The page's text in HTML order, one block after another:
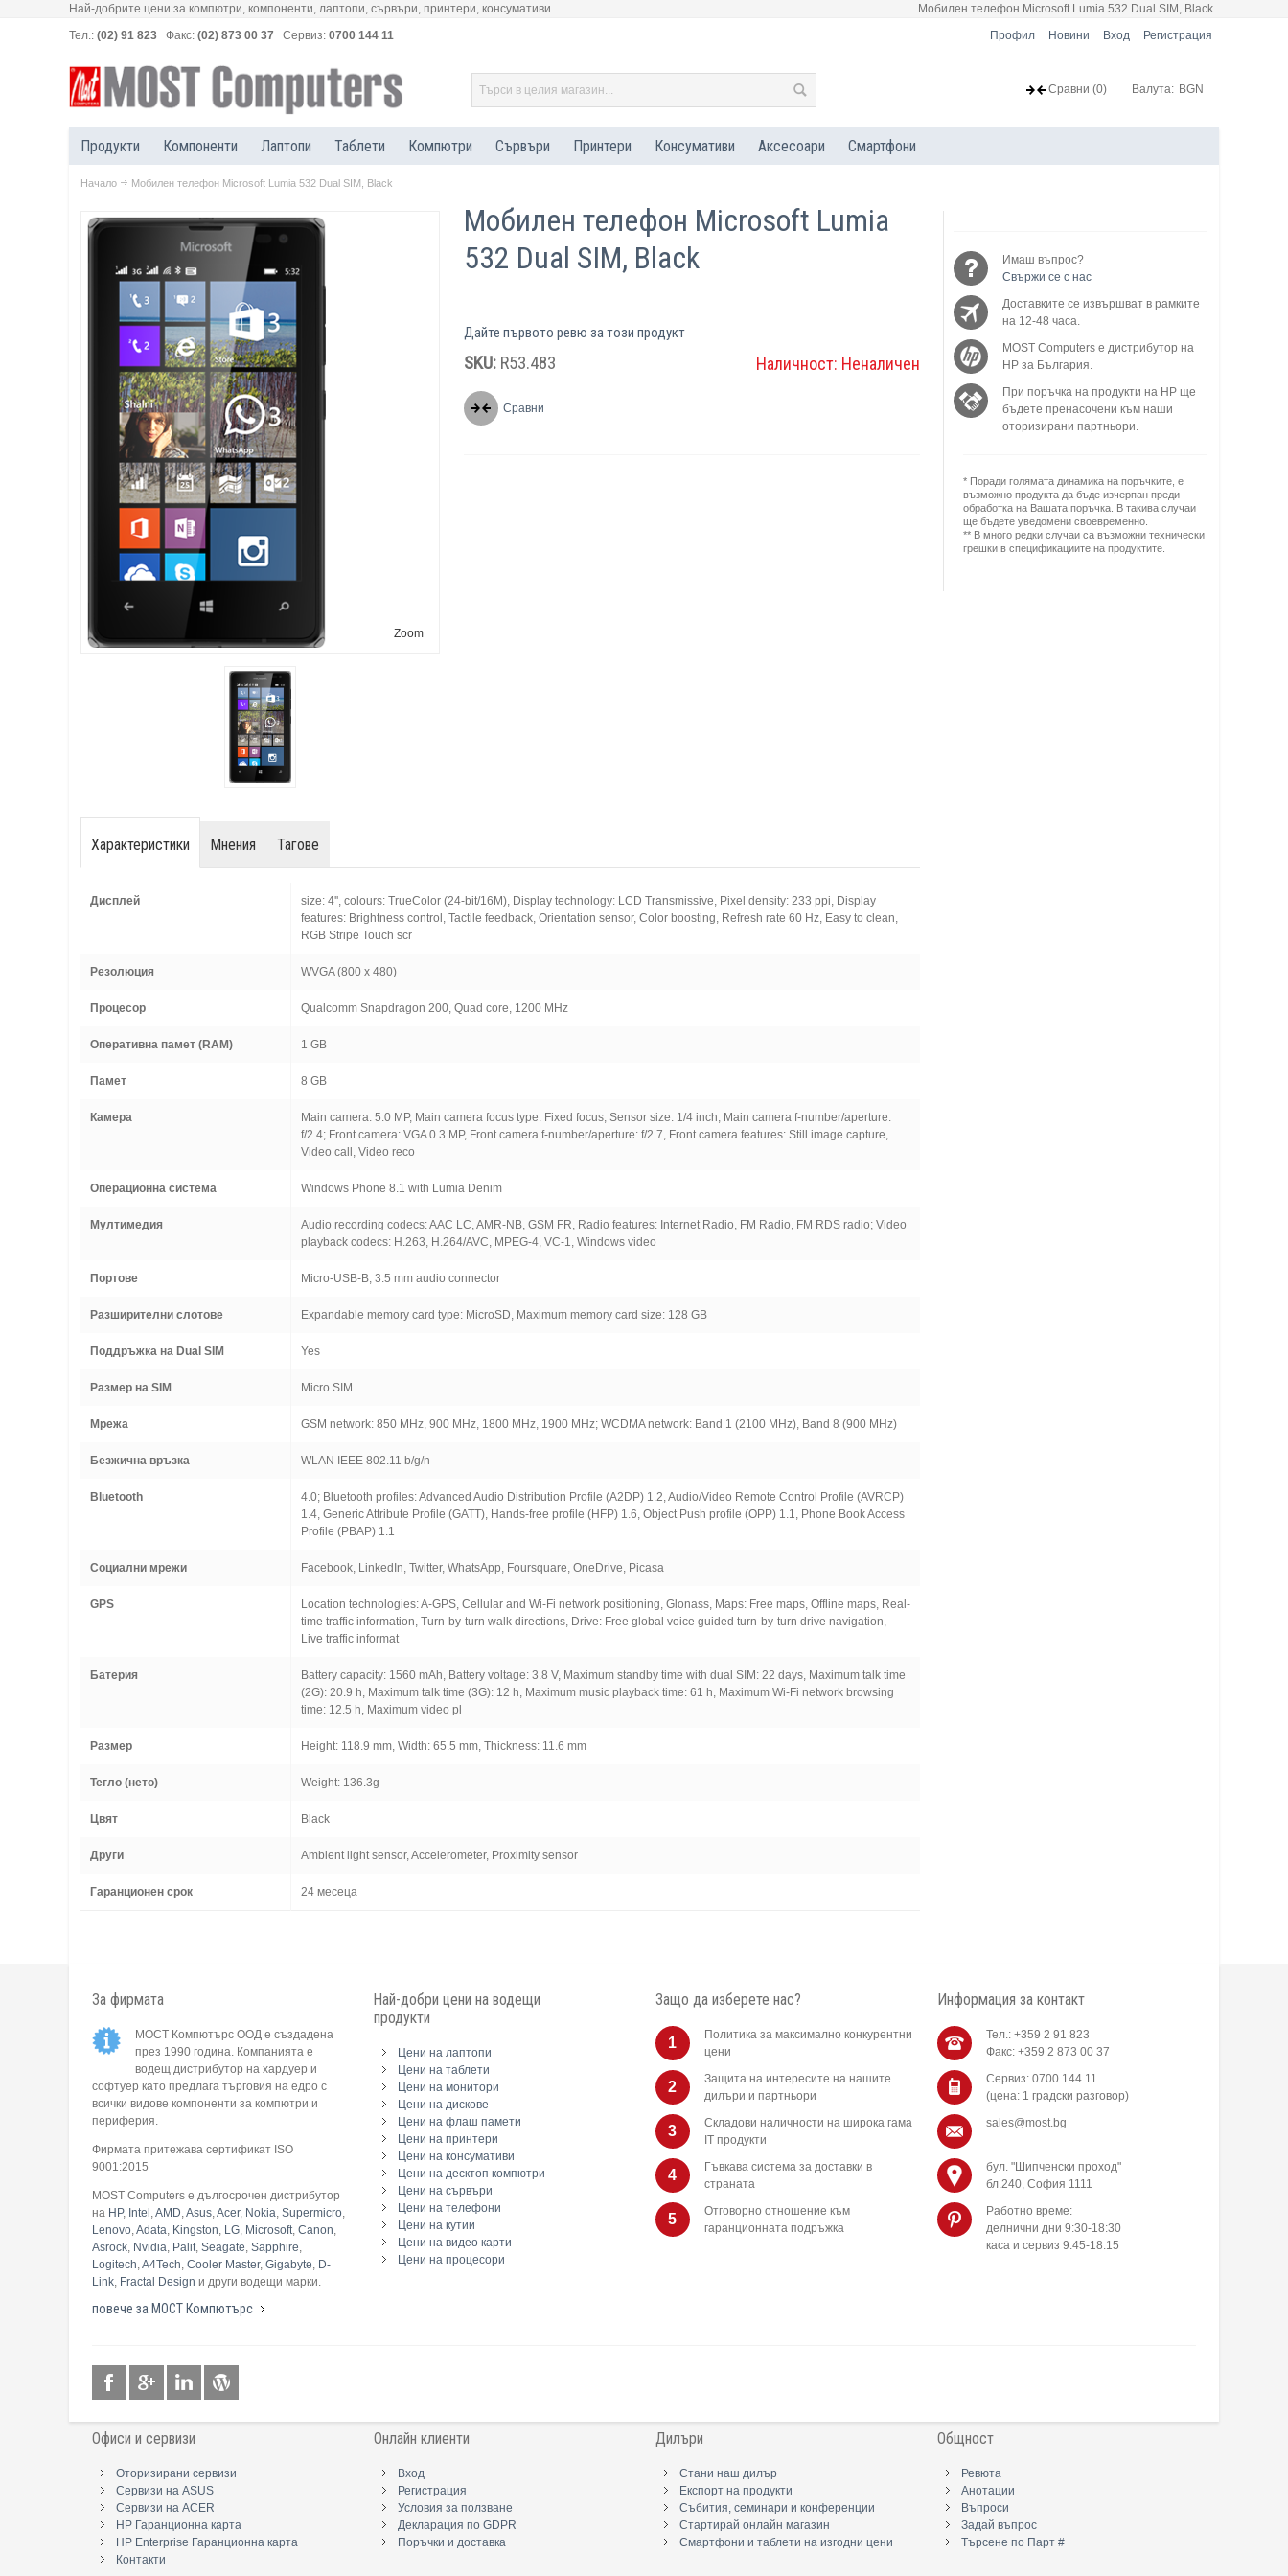
Най-добрите цени за компютри, компоненти, лаптопи, сървъри, принтери, консумативи
Мобилен телефон Microsoft Lumia 532 Dual SIM, Black
Тел.: (02) 91 823 Факс: (02) 873 00 37 Сервиз: 0700 144 11 Профил Новини Вход Регистрация
Валута: BGN
Сравни (0)
Продукти Компоненти Лаптопи Таблети Компютри Сървъри Принтери Консумативи Аксесоари Смартфони
Начало Мобилен телефон Microsoft Lumia 532 Dual SIM, Black
Zoom
Мобилен телефон Microsoft Lumia
532 Dual SIM, Black
Дайте първото ревю за този продукт
SKU: R53.483 Наличност: Неналичен
Сравни
Имаш въпрос?
Свържи се с нас
Доставките се извършват в рамките
на 12-48 часа.
MOST Computers е дистрибутор на
HP за България.
При поръчка на продукти на HP ще
бъдете пренасочени към наши
оторизирани партньори.
* Поради голямата динамика на поръчките, е
възможно продукта да бъде изчерпан преди
обработка на Вашата поръчка. В такива случаи
ще бъдете уведомени своевременно.
** В много редки случаи са възможни технически
грешки в спецификациите на продуктите.
Характеристики Мнения Тагове
Дисплей
size: 4'', colours: TrueColor (24-bit/16M), Display technology: LCD Transmissive, Pixel density: 233 ppi, Display
features: Brightness control, Tactile feedback, Orientation sensor, Color boosting, Refresh rate 60 Hz, Easy to clean,
RGB Stripe Touch scr
Резолюция WVGA (800 x 480)
Процесор Qualcomm Snapdragon 200, Quad core, 1200 MHz
Оперативна памет (RAM) 1 GB
Памет 8 GB
Камера
Main camera: 5.0 MP, Main camera focus type: Fixed focus, Sensor size: 1/4 inch, Main camera f-number/aperture:
f/2.4; Front camera: VGA 0.3 MP, Front camera f-number/aperture: f/2.7, Front camera features: Still image capture,
Video call, Video reco
Операционна система Windows Phone 8.1 with Lumia Denim
Мултимедия
Audio recording codecs: AAC LC, AMR-NB, GSM FR, Radio features: Internet Radio, FM Radio, FM RDS radio; Video
playback codecs: H.263, H.264/AVC, MPEG-4, VC-1, Windows video
Портове Micro-USB-B, 3.5 mm audio connector
Разширителни слотове Expandable memory card type: MicroSD, Maximum memory card size: 128 GB
Поддръжка на Dual SIM Yes
Размер на SIM Micro SIM
Мрежа GSM network: 850 MHz, 900 MHz, 1800 MHz, 1900 MHz; WCDMA network: Band 1 (2100 MHz), Band 8 (900 MHz)
Безжична връзка WLAN IEEE 802.11 b/g/n
Bluetooth
4.0; Bluetooth profiles: Advanced Audio Distribution Profile (A2DP) 1.2, Audio/Video Remote Control Profile (AVRCP)
1.4, Generic Attribute Profile (GATT), Hands-free profile (HFP) 1.6, Object Push profile (OPP) 1.1, Phone Book Access
Profile (PBAP) 1.1
Социални мрежи Facebook, LinkedIn, Twitter, WhatsApp, Foursquare, OneDrive, Picasa
GPS
Location technologies: A-GPS, Cellular and Wi-Fi network positioning, Glonass, Maps: Free maps, Offline maps, Real-
time traffic information, Turn-by-turn walk directions, Drive: Free global voice guided turn-by-turn drive navigation,
Live traffic informat
Батерия
Battery capacity: 1560 mAh, Battery voltage: 3.8 V, Maximum standby time with dual SIM: 22 days, Maximum talk time
(2G): 20.9 h, Maximum talk time (3G): 12 h, Maximum music playback time: 61 h, Maximum Wi-Fi network browsing
time: 12.5 h, Maximum video pl
Размер Height: 118.9 mm, Width: 65.5 mm, Thickness: 11.6 mm
Тегло (нето) Weight: 136.3g
Цвят Black
Други Ambient light sensor, Accelerometer, Proximity sensor
Гаранционен срок 24 месеца
За фирмата
МОСТ Компютърс ООД е създадена
през 1990 година. Компанията е
водещ дистрибутор на хардуер и
софтуер като предлага търговия на едро с
всички видове компоненти за компютри и
периферия.
Фирмата притежава сертификат ISO
9001:2015
MOST Computers е дългосрочен дистрибутор
на HP, Intel ,AMD,Asus,Acer, Nokia, Supermicro,
Lenovo,Adata, Kingston, LG, Microsoft, Canon,
Asrock, Nvidia, Palit, Seagate, Sapphire,
Logitech,A4Tech, Cooler Master, Gigabyte, D-
Link, Fractal Design и други водещи марки.
повече за МОСТ Компютърс
Най-добри цени на водещи
продукти
Цени на лаптопи
Цени на таблети
Цени на монитори
Цени на дискове
Цени на флаш памети
Цени на принтери
Цени на консумативи
Цени на десктоп компютри
Цени на сървъри
Цени на телефони
Цени на кутии
Цени на видео карти
Цени на процесори
Защо да изберете нас?
1
Политика за максимално конкурентни
цени
2
Защита на интересите на нашите
дилъри и партньори
3
Складови наличности на широка гама
IT продукти
4
Гъвкава система за доставки в
страната
5
Отговорно отношение към
гаранционната подръжка
Информация за контакт
Тел.: +359 2 91 823
Факс: +359 2 873 00 37
Сервиз: 0700 144 11
(цена: 1 градски разговор)
sales@most.bg
бул. "Шипченски проход"
бл.240, София 1111
Работно време:
делнични дни 9:30-18:30
каса и сервиз 9:45-18:15
Офиси и сервизи
Оторизирани сервизи
Сервизи на ASUS
Сервизи на ACER
HP Гаранционна карта
HP Enterprise Гаранционна карта
Контакти
Онлайн клиенти
Вход
Регистрация
Условия за ползване
Декларация по GDPR
Поръчки и доставка
Дилъри
Стани наш дилър
Експорт на продукти
Събития, семинари и конференции
Стартирай онлайн магазин
Смартфони и таблети на изгодни цени
Общност
Ревюта
Анотации
Въпроси
Задай въпрос
Търсене по Парт #